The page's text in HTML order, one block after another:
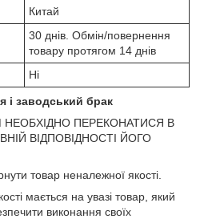
Китай
30 днів. Обмін/повернення
товару протягом 14 днів
Ні
і заводський брак
ПЕРЕКОНАТИСЯ В
ВІДПОВІДНОСТІ ЙОГО
товар неналежної якості.
мається на увазі товар, який
виконання своїх